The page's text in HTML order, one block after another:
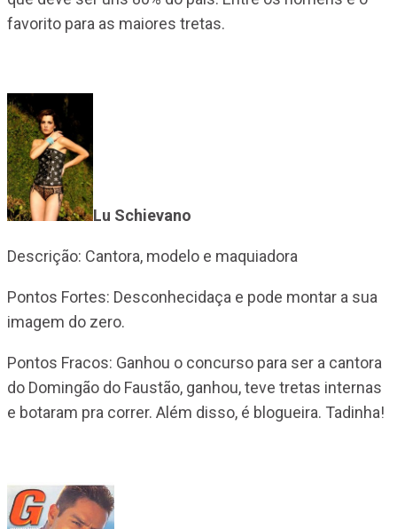
favorito para as maiores tretas.
Lu Schievano
Descrição: Cantora, modelo e maquiadora
Pontos Fortes: Desconhecidaça e pode montar a sua
imagem do zero.
Pontos Fracos: Ganhou o concurso para ser a cantora
do Domingão do Faustão, ganhou, teve tretas internas
e botaram pra correr. Além disso, é blogueira. Tadinha!